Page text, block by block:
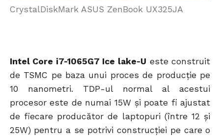
CrystalDiskMark ASUS ZenBook UX325JA
Intel Core i7-1065G7 Ice lake-U este construit
de TSMC pe baza unui proces de producție pe
10 nanometri. TDP-ul normal al acestui
procesor este de numai 15W și poate fi ajustat
de fiecare producător de laptopuri (între 12 și
25W) pentru a se potrivi construcției pe care o